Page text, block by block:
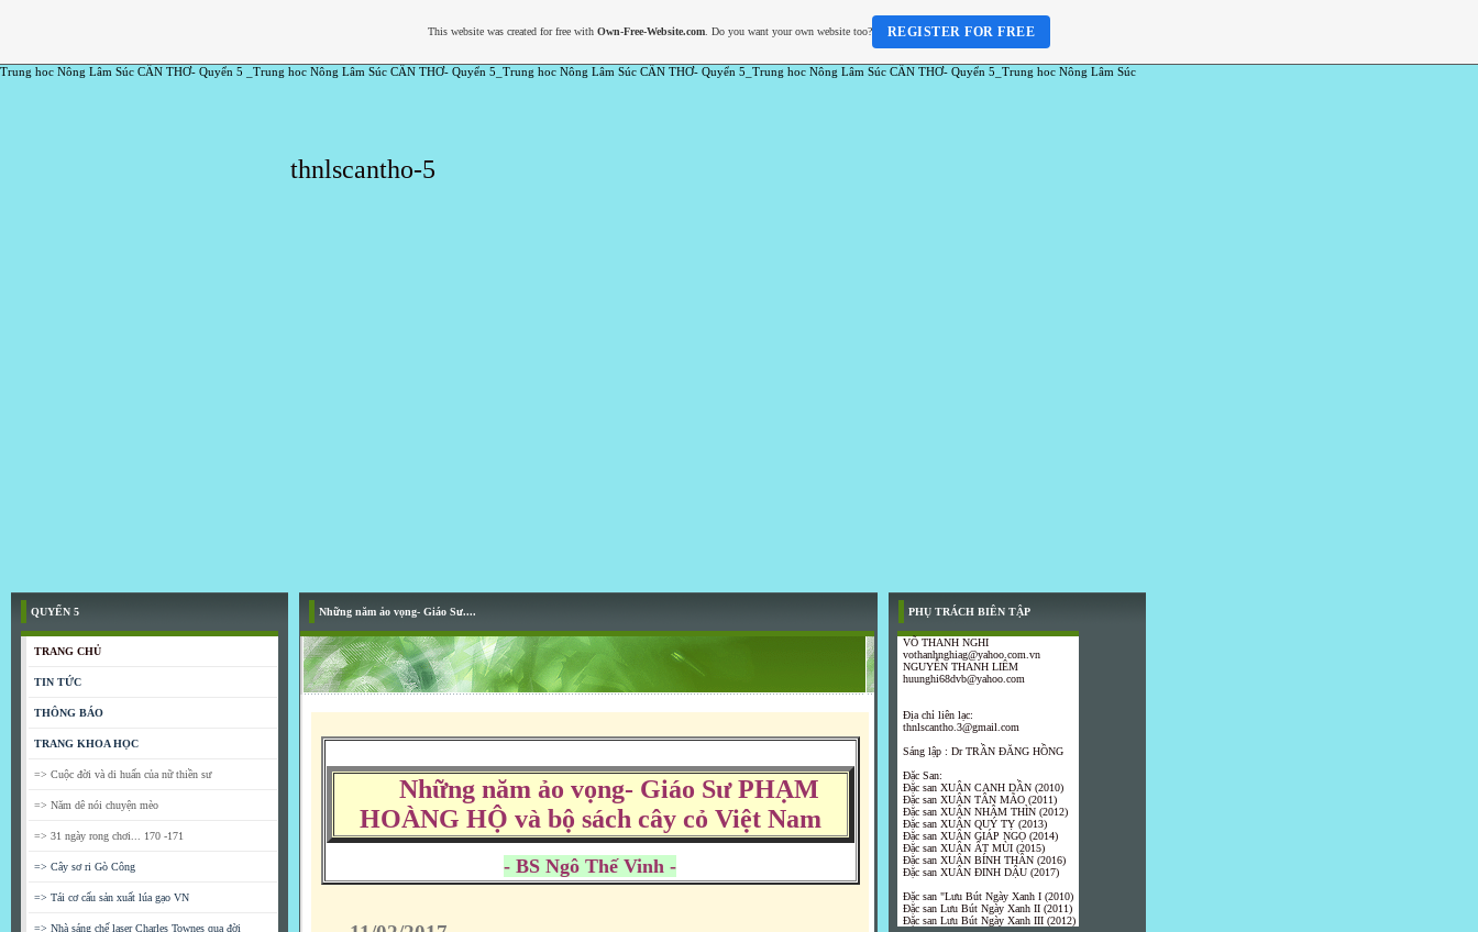
Trung hoc Nông Lâm Súc CẦN THƠ- Quyển 5 _Trung hoc Nông Lâm Súc CẦN THƠ- Quyển 5_Trung hoc Nông Lâm Súc CẦN THƠ- Quyển 5_Trung hoc Nông Lâm Súc CẦN THƠ- Quyển 5_Trung hoc Nông Lâm Súc
thnlscantho-5
QUYỂN 5
TRANG CHỦ
TIN TỨC
THÔNG BÁO
TRANG KHOA HỌC
=> Cuộc đời và di huấn của nữ thiền sư
=> Năm dê nói chuyện mèo
=> 31 ngày rong chơi... 170 -171
=> Cây sơ ri Gò Công
=> Tái cơ cấu sản xuất lúa gạo VN
=> Nhà sáng chế laser Charles Townes qua đời
Những năm ảo vọng- Giáo Sư....
Những năm ảo vọng- Giáo Sư PHẠM
HOÀNG HỘ và bộ sách cây cỏ Việt Nam
- BS Ngô Thế Vinh -
PHỤ TRÁCH BIÊN TẬP
VÕ THANH NGHI
vothanhnghiag@yahoo.com.vn
NGUYỄN THANH LIÊM
huunghi68dvb@yahoo.com
Địa chỉ liên lạc:
thnlscantho.3@gmail.com
Sáng lập : Dr TRẦN ĐĂNG HỒNG
Đặc San:
Đặc san XUÂN CANH DẦN (2010)
Đặc san XUÂN TÂN MÃO (2011)
Đặc san XUÂN NHÂM THÌN (2012)
Đặc san XUÂN QUÝ TỴ (2013)
Đặc san XUÂN GIÁP NGỌ (2014)
Đặc san XUÂN ẤT MÙI (2015)
Đặc san XUÂN BÍNH THÂN (2016)
Đặc san XUÂN ĐINH DẬU (2017)
Đặc san "Lưu Bút Ngày Xanh I (2010)
Đặc san Lưu Bút Ngày Xanh II (2011)
Đặc san Lưu Bút Ngày Xanh III (2012)
This website was created for free with Own-Free-Website.com. Do you want your own website too? REGISTER FOR FREE